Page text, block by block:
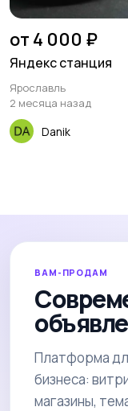
от 4 000 ₽
Яндекс станция
Ярославль
2 месяца назад
Danik
ВАМ-ПРОДАМ
Платформа
бизнеса:
магазины,